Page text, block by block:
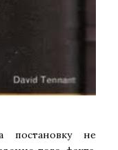
постановку не